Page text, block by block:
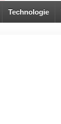
Technologie